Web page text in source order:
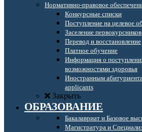
Нормативно-правовое
Конкурсные списки
Поступление на целевое
Заселение первокурсников
Перевод и восстановление
Платное обучение
Информация о
возможностями здоровья
Иностранным
applicants
Закрыть
ОБРАЗОВАНИЕ
Бакалавриат и Базовое
Магистратура и